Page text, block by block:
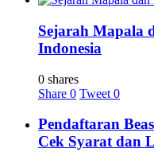
Sejarah Mapala
Indonesia
0 shares
Share 0 Tweet 0
Pendaftaran
Cek Syarat dan